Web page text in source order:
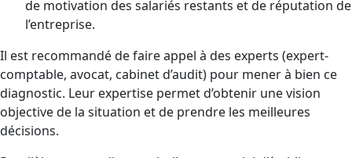
de motivation des salariés restants et de réputation de
l’entreprise.
Il est recommandé de faire appel à des experts (expert-
comptable, avocat, cabinet d’audit) pour mener à bien ce
diagnostic. Leur expertise permet d’obtenir une vision
objective de la situation et de prendre les meilleures
décisions.